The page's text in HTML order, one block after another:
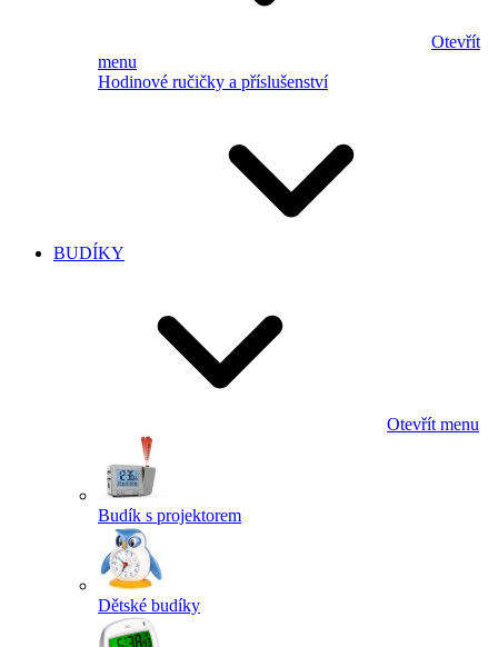
Otevřít
menu
Hodinové ručičky a příslušenství
BUDÍKY
Otevřít menu
Budík s projektorem
Dětské budíky